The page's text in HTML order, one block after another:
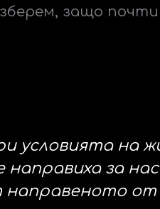
защо
условията на
за
направеното от